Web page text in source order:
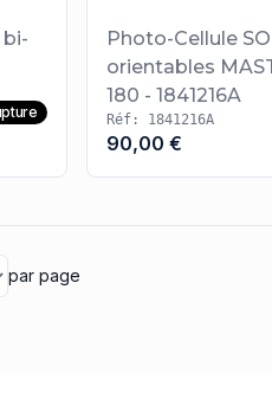
bi-
Photo-Cellule
orientables
180 - 1841216A
Réf: 1841216A
90,00 €
par page